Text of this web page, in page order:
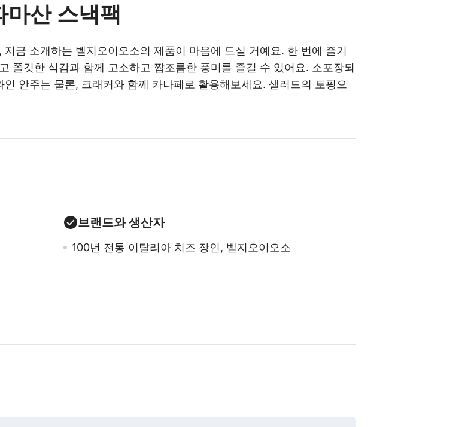
마산 스낵팩
금 소개하는 벨지오이오소의 제품이 마음에 드실 거예요. 한 번에 즐기
쫄깃한 식감과 함께 고소하고 짭조름한 풍미를 즐길 수 있어요. 소포장되
안주는 물론, 크래커와 함께 카나페로 활용해보세요. 샐러드의 토핑으
브랜드와 생산자
100년 전통 이탈리아 치즈 장인, 벨지오이오소